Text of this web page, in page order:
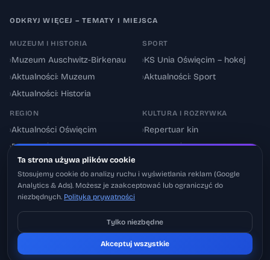
ODKRYJ WIĘCEJ – TEMATY I MIEJSCA
MUZEUM I HISTORIA
›Muzeum Auschwitz-Birkenau
›Aktualności: Muzeum
›Aktualności: Historia
SPORT
›KS Unia Oświęcim – hokej
›Aktualności: Sport
REGION
›Aktualności Oświęcim
›Powiat oświęcimski
Utrudnienia drogowe
KULTURA I ROZRYWKA
›Repertuar kin
›Aktualności: Kultura
© 2026 Oswiecimskie.pl – Portal informacyjny Oświęcimia i powiatu
oświęcimskiego.
Ta strona używa plików cookie
Stosujemy cookie do analizy ruchu i wyświetlania reklam (Google
Analytics & Ads). Możesz je zaakceptować lub ograniczyć do
niezbędnych. Polityka prywatności
Tylko niezbędne
Akceptuj wszystkie
Pobierz na iOS